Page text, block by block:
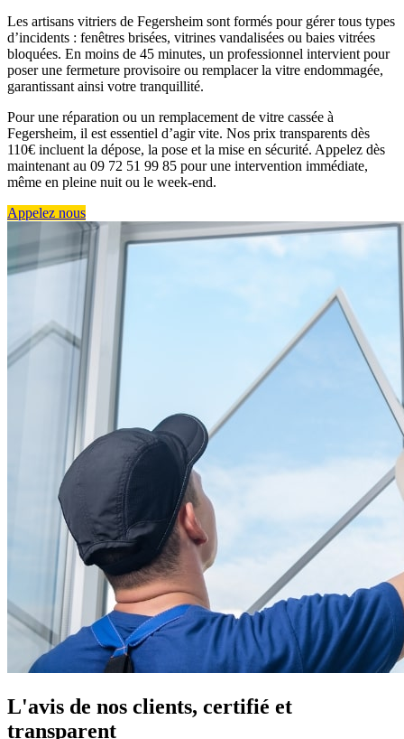
Les artisans vitriers de Fegersheim sont formés pour gérer tous types
d’incidents : fenêtres brisées, vitrines vandalisées ou baies vitrées
bloquées. En moins de 45 minutes, un professionnel intervient pour
poser une fermeture provisoire ou remplacer la vitre endommagée,
garantissant ainsi votre tranquillité.
Pour une réparation ou un remplacement de vitre cassée à
Fegersheim, il est essentiel d’agir vite. Nos prix transparents dès
110€ incluent la dépose, la pose et la mise en sécurité. Appelez dès
maintenant au 09 72 51 99 85 pour une intervention immédiate,
même en pleine nuit ou le week-end.
Appelez nous
L'avis de nos clients, certifié et
transparent